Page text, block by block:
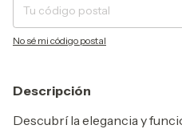
No sé mi código postal
Descripción
Descubrí la elegancia y